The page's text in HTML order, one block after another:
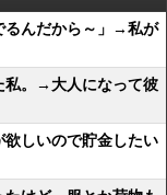
るんだから～」→私が
私。→大人になって彼
しいので貯金したい